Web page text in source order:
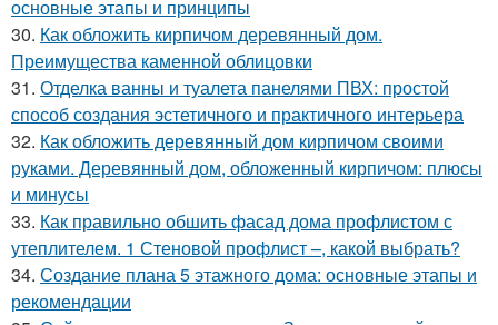
основные этапы и принципы
30. Как обложить кирпичом деревянный дом.
Преимущества каменной облицовки
31. Отделка ванны и туалета панелями ПВХ: простой
способ создания эстетичного и практичного интерьера
32. Как обложить деревянный дом кирпичом своими
руками. Деревянный дом, обложенный кирпичом: плюсы
и минусы
33. Как правильно обшить фасад дома профлистом с
утеплителем. 1 Стеновой профлист –, какой выбрать?
34. Создание плана 5 этажного дома: основные этапы и
рекомендации